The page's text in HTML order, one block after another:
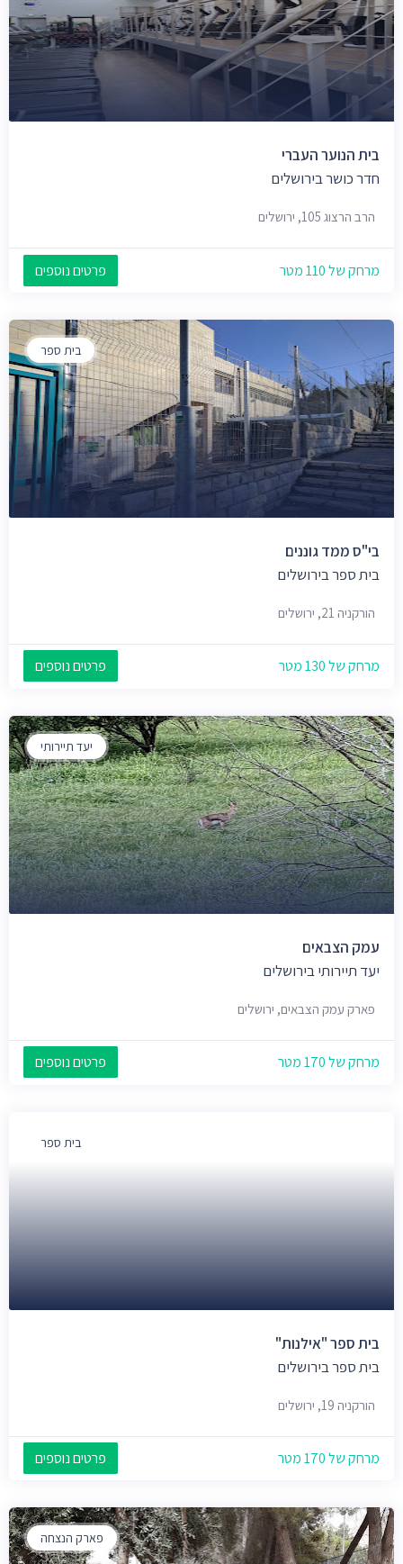
בית הנוער העברי
חדר כושר בירושלים
הרב הרצוג 105, ירושלים
מרחק של 110 מטר פרטים נוספים
בית ספר
בי"ס ממד גוננים
בית ספר בירושלים
הורקניה 21, ירושלים
מרחק של 130 מטר פרטים נוספים
יעד תיירותי
עמק הצבאים
יעד תיירותי בירושלים
פארק עמק הצבאים, ירושלים
מרחק של 170 מטר פרטים נוספים
בית ספר
בית ספר "אילנות"
בית ספר בירושלים
הורקניה 19, ירושלים
מרחק של 170 מטר פרטים נוספים
פארק הנצחה